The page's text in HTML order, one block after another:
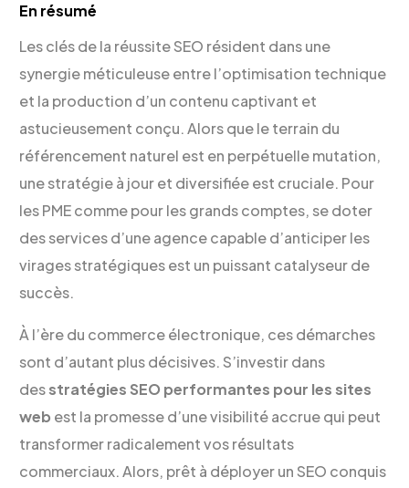
En résumé
Les clés de la réussite SEO résident dans une
synergie méticuleuse entre l’optimisation technique
et la production d’un contenu captivant et
astucieusement conçu. Alors que le terrain du
référencement naturel est en perpétuelle mutation,
une stratégie à jour et diversifiée est cruciale. Pour
les PME comme pour les grands comptes, se doter
des services d’une agence capable d’anticiper les
virages stratégiques est un puissant catalyseur de
succès.
À l’ère du commerce électronique, ces démarches
sont d’autant plus décisives. S’investir dans
desstratégies SEO performantes pour les sites
web est la promesse d’une visibilité accrue qui peut
transformer radicalement vos résultats
commerciaux. Alors, prêt à déployer un SEO conquis